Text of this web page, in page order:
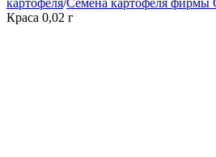
картофеля/Семена картофеля фирмы
Краса 0,02 г